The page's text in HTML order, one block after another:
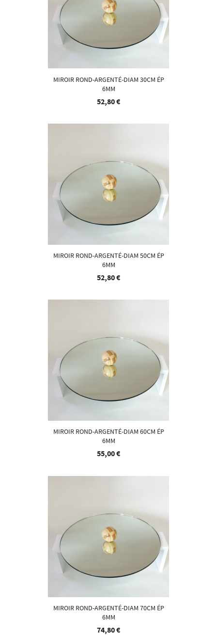
MIROIR ROND-ARGENTÉ-DIAM 30CM ÉP
6MM
52,80 €
MIROIR ROND-ARGENTÉ-DIAM 50CM ÉP
6MM
52,80 €
MIROIR ROND-ARGENTÉ-DIAM 60CM ÉP
6MM
55,00 €
MIROIR ROND-ARGENTÉ-DIAM 70CM ÉP
6MM
74,80 €